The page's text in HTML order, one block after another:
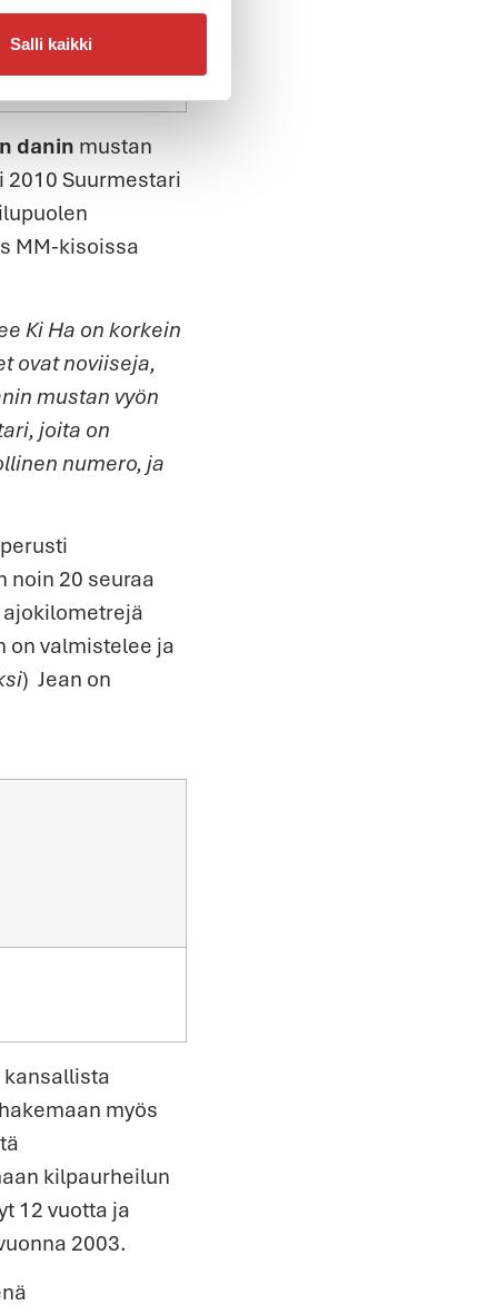
Salli kaikki
danin mustan
2010 Suurmestari
MM-kisoissa
Ki Ha on korkein
ovat noviiseja,
mustan vyön
joita on
numero, ja
noin 20 seuraa
ajokilometrejä
on valmistelee ja
) Jean on
kansallista
myös
kilpaurheilun
12 vuotta ja
2003.